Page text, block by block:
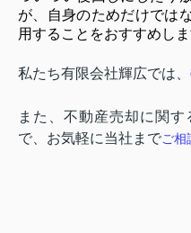
が、自身のためだけでは
用することをおすすめしま
私たち有限会社輝広では、
また、不動産売却に関
で、お気軽に当社までご相